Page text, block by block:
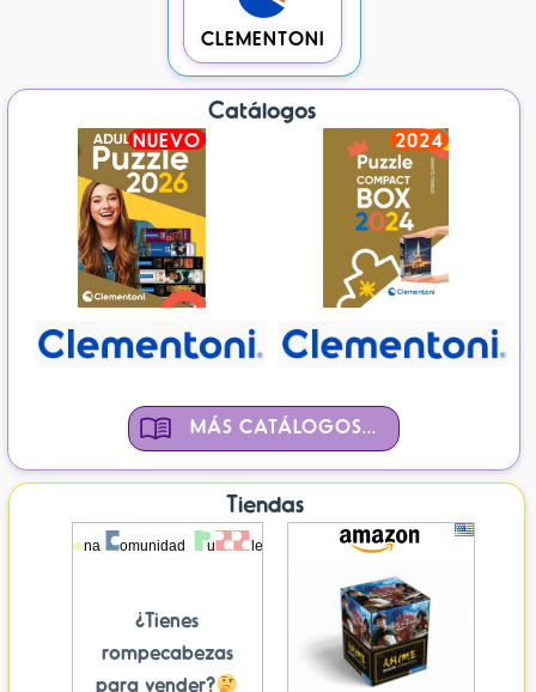
CLEMENTONI
Catálogos
NUEVO 2024
MÁS CATÁLOGOS...
Tiendas
¿Tienes
rompecabezas
para vender?